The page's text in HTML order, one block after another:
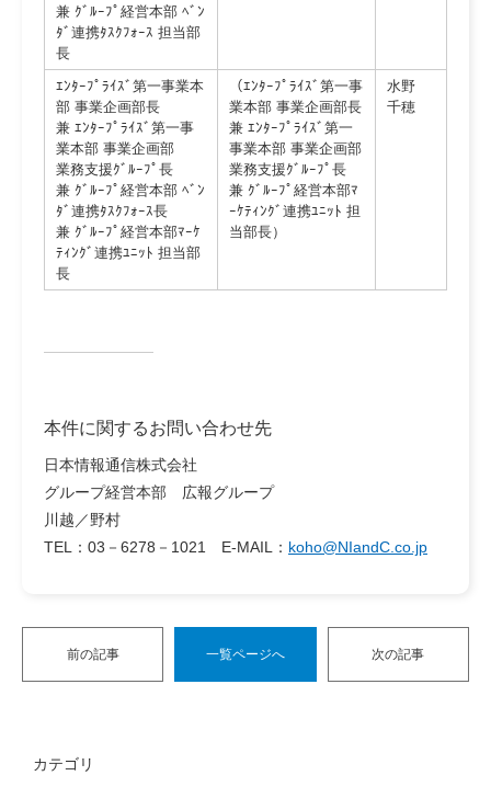
兼 ｸﾞﾙｰﾌﾟ経営本部 ﾍﾞﾝ
ﾀﾞ連携ﾀｽｸﾌｫｰｽ 担当部
長
ｴﾝﾀｰﾌﾟﾗｲｽﾞ第一事業本
部 事業企画部長
兼 ｴﾝﾀｰﾌﾟﾗｲｽﾞ第一事
業本部 事業企画部
業務支援ｸﾞﾙｰﾌﾟ長
兼 ｸﾞﾙｰﾌﾟ経営本部 ﾍﾞﾝ
ﾀﾞ連携ﾀｽｸﾌｫｰｽ長
兼 ｸﾞﾙｰﾌﾟ経営本部ﾏｰｹ
ﾃｨﾝｸﾞ連携ﾕﾆｯﾄ 担当部
長
（ｴﾝﾀｰﾌﾟﾗｲｽﾞ第一事
業本部 事業企画部長
兼 ｴﾝﾀｰﾌﾟﾗｲｽﾞ第一
事業本部 事業企画部
業務支援ｸﾞﾙｰﾌﾟ長
兼 ｸﾞﾙｰﾌﾟ経営本部ﾏ
ｰｹﾃｨﾝｸﾞ連携ﾕﾆｯﾄ 担
当部長）
水野
千穂
本件に関するお問い合わせ先
日本情報通信株式会社
グループ経営本部 広報グループ
川越／野村
TEL：03－6278－1021 E-MAIL： koho@NIandC.co.jp
前の記事 一覧ページへ 次の記事
カテゴリ